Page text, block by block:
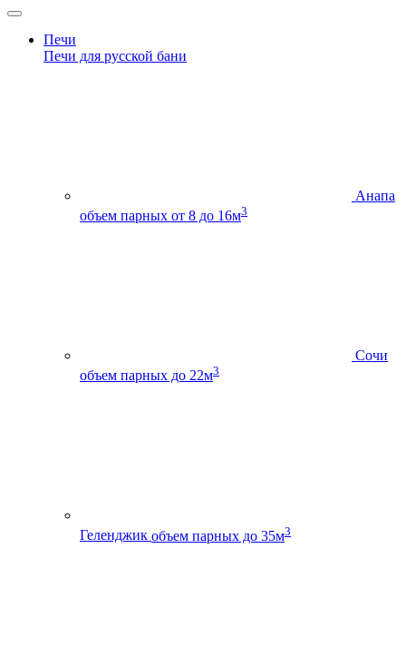
Печи
Печи для русской бани
Анапа
объем парных от 8 до 16м3
Сочи
объем парных до 22м3
Геленджик объем парных до 35м3